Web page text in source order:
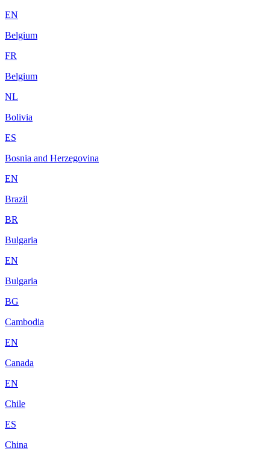
EN
Belgium
FR
Belgium
NL
Bolivia
ES
Bosnia and Herzegovina
EN
Brazil
BR
Bulgaria
EN
Bulgaria
BG
Cambodia
EN
Canada
EN
Chile
ES
China